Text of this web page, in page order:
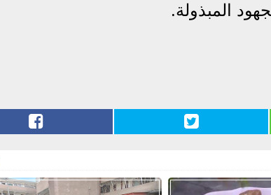
المبذولة.